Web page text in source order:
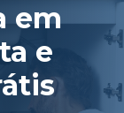
em
e